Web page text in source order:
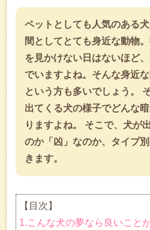
ペットとしても人気のある
間としてとても身近な動物
を見かけない日はないほど
でいますよね。そんな身近
という方も多いでしょう。
出てくる犬の様子でどんな
りますよね。 そこで、犬が
のか「凶」なのか、タイプ
きます。
【目次】
1.こんな犬の夢なら良いこと